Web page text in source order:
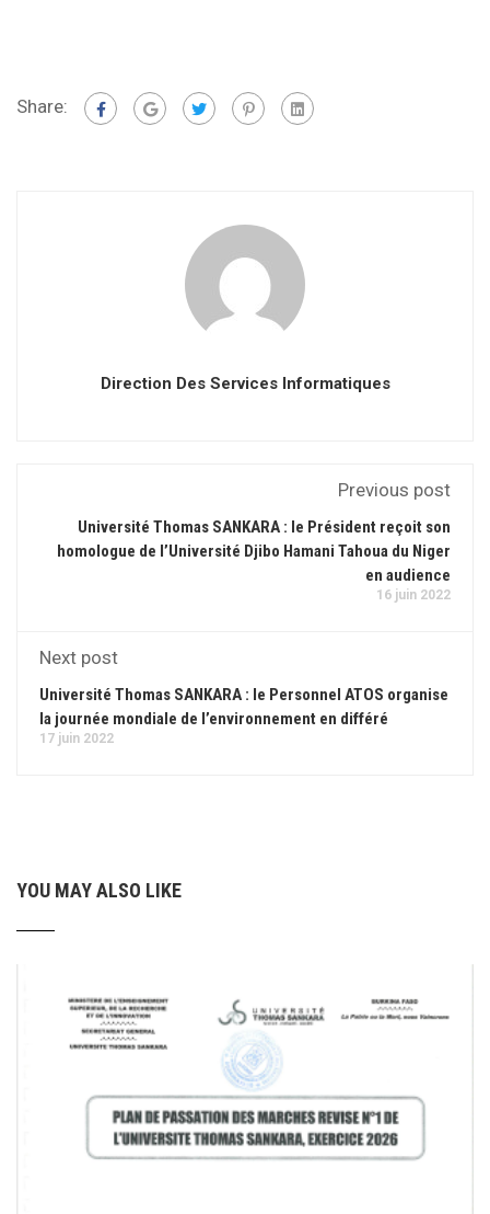
Share:
Direction Des Services Informatiques
Previous post
Université Thomas SANKARA : le Président reçoit son
homologue de l’Université Djibo Hamani Tahoua du Niger
en audience
16 juin 2022
Next post
Université Thomas SANKARA : le Personnel ATOS organise
la journée mondiale de l’environnement en différé
17 juin 2022
YOU MAY ALSO LIKE